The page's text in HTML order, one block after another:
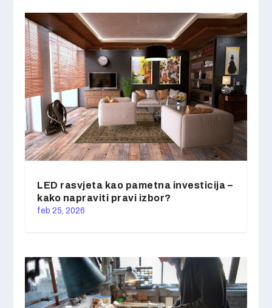
LED rasvjeta kao pametna investicija –
kako napraviti pravi izbor?
feb 25, 2026